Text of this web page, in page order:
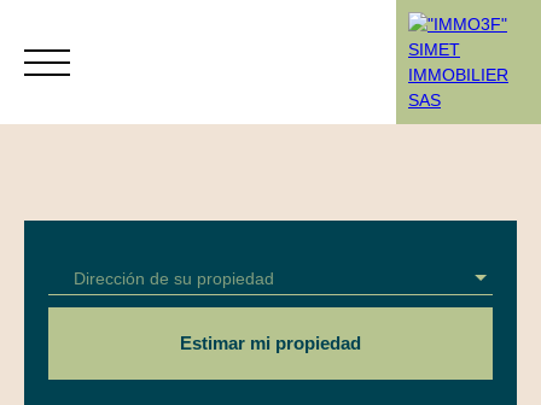
Dirección de su propiedad
Estimar mi propiedad